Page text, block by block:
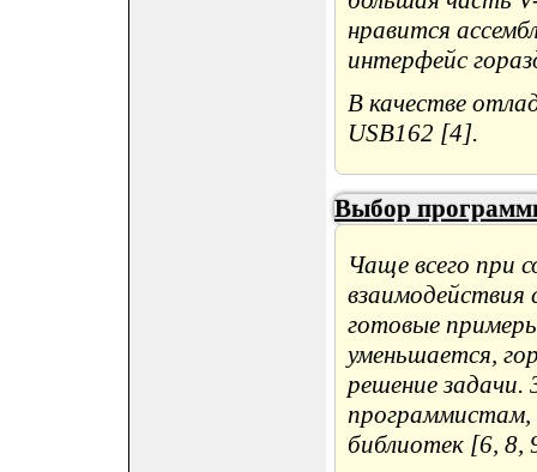
нравится
интерфейс
В качестве
USB162 [4].
Выбор
Чаще всего при
готовые
уменьшается,
решение задачи.
программистам,
библиотек [6, 8,